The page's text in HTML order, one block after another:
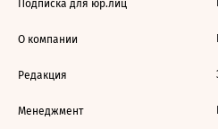
Подписка для юр.лиц
О компании
Редакция
Менеджмент